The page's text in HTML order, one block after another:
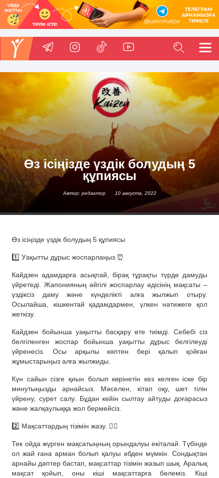
Өз ісіңізде үздік болудың 5
құпиясы
Автор: редактор 10 августа, 2022
Өз ісіңізде үздік болудың 5 құпиясы
1️⃣ Уақытты дұрыс жоспарлаңыз.⏰
Кайдзен адамдарға асықпай, бірақ тұрақты түрде дамуды
үйретеді. Жапонияның әйгілі жоспарлау әдісінің мақсаты –
үздіксіз даму және күнделікті алға жылжып отыру.
Осылайша, кішкентай қадамдармен, үлкен нәтижеге қол
жеткізу.
Кайдзен бойынша уақытты басқару өте тиімді. Себебі сіз
белгіленген жоспар бойынша уақытты дұрыс белгілеуді
үйренесіз. Осы арқылы көптен бері қалып қойған
жұмыстарыңыз алға жылжиды.
Күн сайын сізге қиын болып көрінетін кез келген іске бір
минутыңызды арнайсыз. Мәселен, кітап оқу, шет тілін
үйрену, сурет салу. Бұдан кейін сылтау айтуды доғарасыз
және жалқаулыққа жол бермейсіз.
2️⃣ Мақсаттардың тізімін жазу. ✍🏻
Тек ойда жүрген мақсатыңның орындалуы екіталай. Түбінде
ол жай ғана арман болып қалуы әбден мүмкін. Сондықтан
арнайы дәптер бастап, мақсаттар тізімін жазып шық. Аралық
мақсат қойып, оны кіші мақсаттарға бөлеміз. Кіші